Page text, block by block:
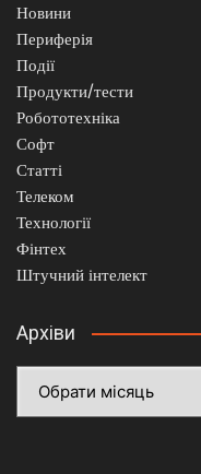
Новини
Периферія
Події
Продукти/тести
Робототехніка
Софт
Статті
Телеком
Технології
Фінтех
Штучний інтелект
Архіви